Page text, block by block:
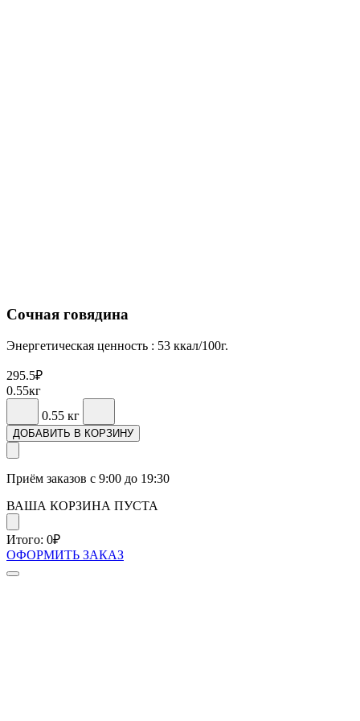
Сочная говядина
Энергетическая ценность : 53 ккал/100г.
295.5₽
0.55кг
0.55 кг
ДОБАВИТЬ В КОРЗИНУ
Приём заказов с 9:00 до 19:30
ВАША КОРЗИНА ПУСТА
Итого: 0₽
ОФОРМИТЬ ЗАКАЗ